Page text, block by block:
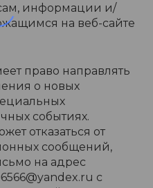
информации и/
на веб-сайте
право направлять
о новых
событиях.
отказаться от
сообщений,
на адрес
с